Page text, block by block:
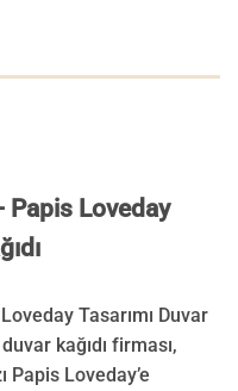
Papis Loveday
Tasarımı Duvar
kağıdı firması,
Papis Loveday’e